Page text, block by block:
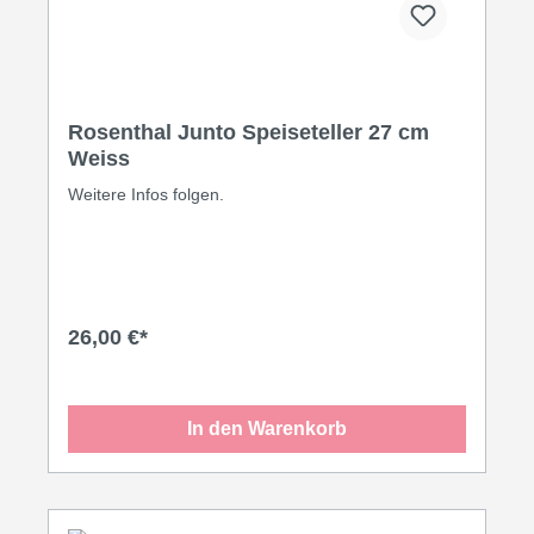
Rosenthal Junto Speiseteller 27 cm
Weiss
Weitere Infos folgen.
26,00 €*
In den Warenkorb